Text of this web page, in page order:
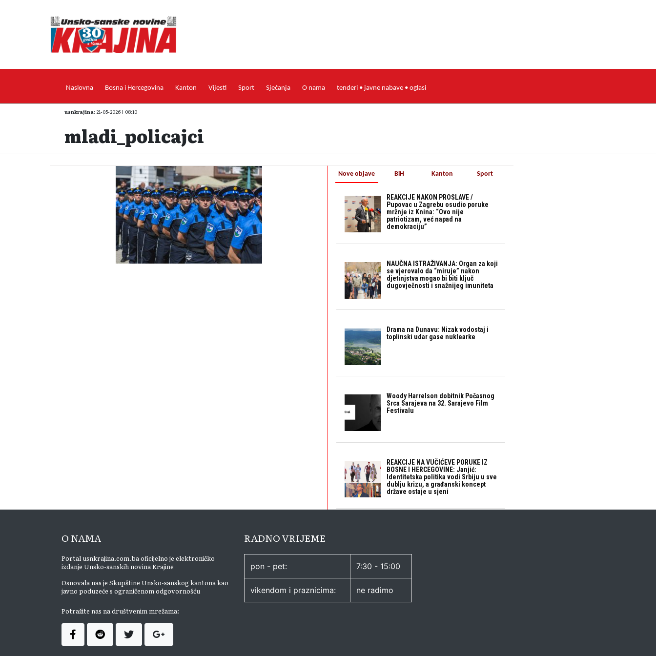
Naslovna Bosna i Hercegovina Kanton Vijesti Sport Sjećanja O nama tenderi • javne nabave • oglasi
usnkrajina: 21-05-2026 | 08:10
mladi_policajci
Nove objave
REAKCIJE NAKON PROSLAVE /
Pupovac u Zagrebu osudio poruke
mržnje iz Knina: “Ovo nije
patriotizam, već napad na
demokraciju”
NAUČNA ISTRAŽIVANJA: Organ za koji
se vjerovalo da “miruje” nakon
djetinjstva mogao bi biti ključ
dugovječnosti i snažnijeg imuniteta
Drama na Dunavu: Nizak vodostaj i
toplinski udar gase nuklearke
Woody Harrelson dobitnik Počasnog
Srca Sarajeva na 32. Sarajevo Film
Festivalu
REAKCIJE NA VUČIĆEVE PORUKE IZ
BOSNE I HERCEGOVINE: Janjić:
Identitetska politika vodi Srbiju u sve
dublju krizu, a građanski koncept
države ostaje u sjeni
BiH Kanton Sport
O NAMA
Portal usnkrajina.com.ba oficijelno je elektroničko
izdanje Unsko-sanskih novina Krajine
Osnovala nas je Skupštine Unsko-sanskog kantona kao
javno poduzeće s ograničenom odgovornošću
Potražite nas na društvenim mrežama:
RADNO VRIJEME
pon - pet: 7:30 - 15:00
vikendom i praznicima: ne radimo